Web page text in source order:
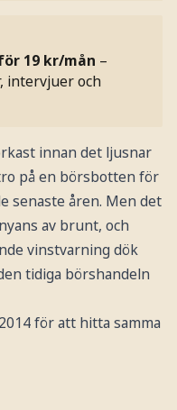
19 kr/mån –
intervjuer och
innan det ljusnar
på en börsbotten för
senaste åren. Men det
av brunt, och
vinstvarning dök
tidiga börshandeln
för att hitta samma